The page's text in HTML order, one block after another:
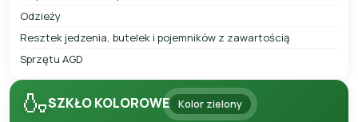
Odzieży
Resztek jedzenia, butelek i pojemników z zawartością
Sprzętu AGD
🍶SZKŁO KOLOROWE Kolor zielony